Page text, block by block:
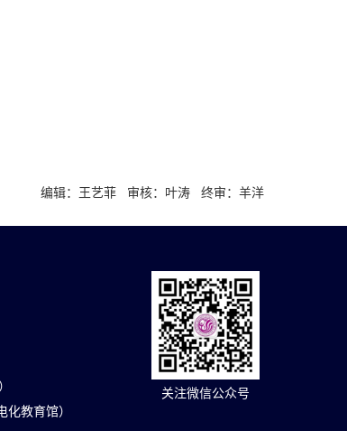
编辑：王艺菲 审核：叶涛 终审：羊洋
教育馆）
关注微信公众号